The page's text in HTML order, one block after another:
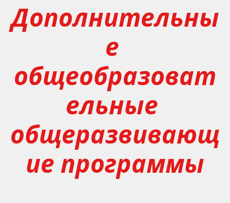
Дополнительны
е
общеобразоват
ельные
общеразвивающ
ие программы